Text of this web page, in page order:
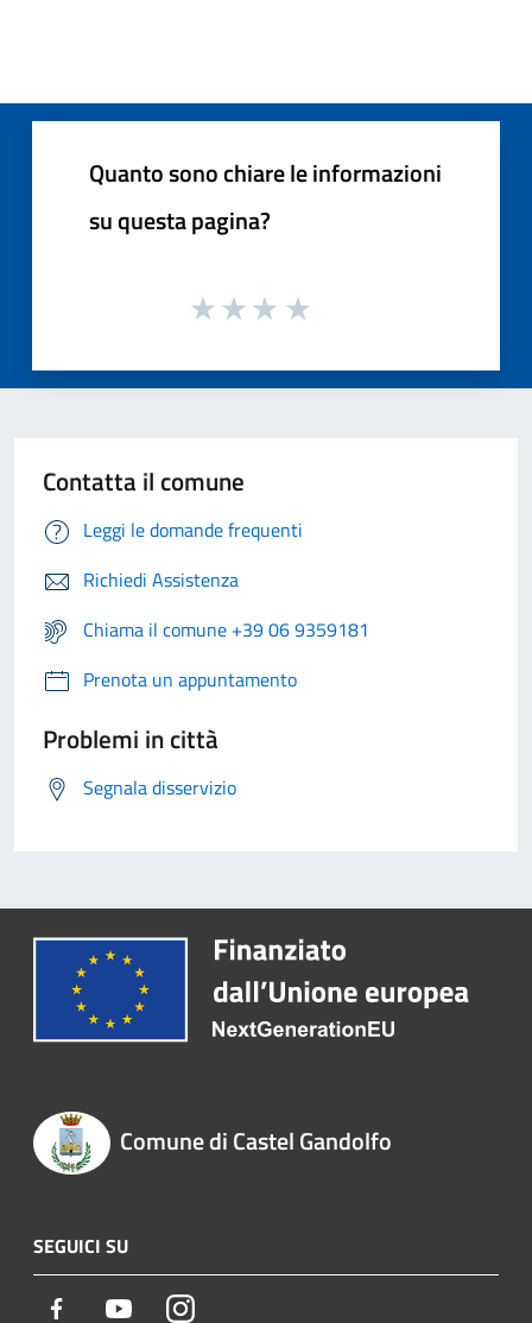
Quanto sono chiare le informazioni
su questa pagina?
Contatta il comune
Leggi le domande frequenti
Richiedi Assistenza
Chiama il comune +39 06 9359181
Prenota un appuntamento
Problemi in città
Segnala disservizio
Comune di Castel Gandolfo
SEGUICI SU
Facebook YoutubeInstagram